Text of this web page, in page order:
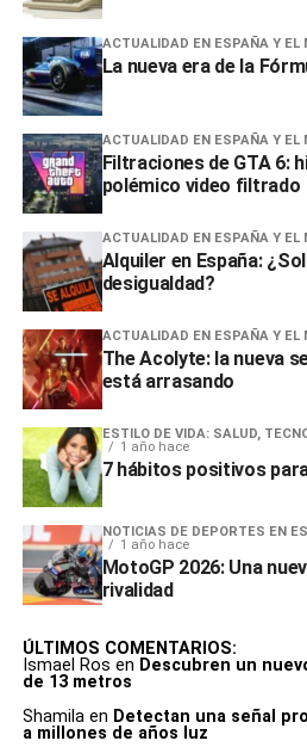
ACTUALIDAD EN ESPAÑA Y EL
La nueva era de la
ACTUALIDAD EN ESPAÑA Y EL
Filtraciones de GTA 6:
polémico video filtrado
ACTUALIDAD EN ESPAÑA Y EL
Alquiler en España:
desigualdad?
ACTUALIDAD EN ESPAÑA Y EL
The Acolyte: la nueva
está arrasando
ESTILO DE VIDA: SALUD,
1 año hace
7 hábitos positivos
NOTICIAS DE DEPORTES EN
1 año hace
MotoGP 2026: Una
rivalidad
ÚLTIMOS COMENTARIOS:
Ismael Ros en Descubren un
de 13 metros
Shamila en Detectan una señal
a millones de años luz